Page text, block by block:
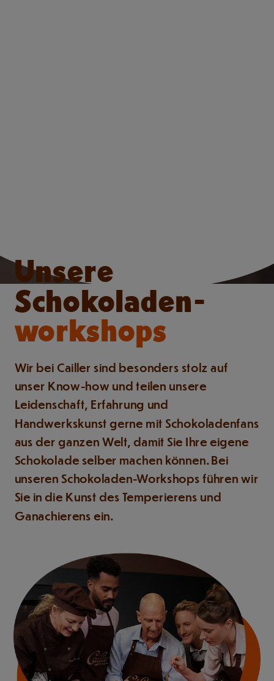
Unsere
Schokoladen-
workshops
Wir bei Cailler sind besonders stolz auf
unser Know-how und teilen unsere
Leidenschaft, Erfahrung und
Handwerkskunst gerne mit Schokoladenfans
aus der ganzen Welt, damit Sie Ihre eigene
Schokolade selber machen können. Bei
unseren Schokoladen-Workshops führen wir
Sie in die Kunst des Temperierens und
Ganachierens ein.